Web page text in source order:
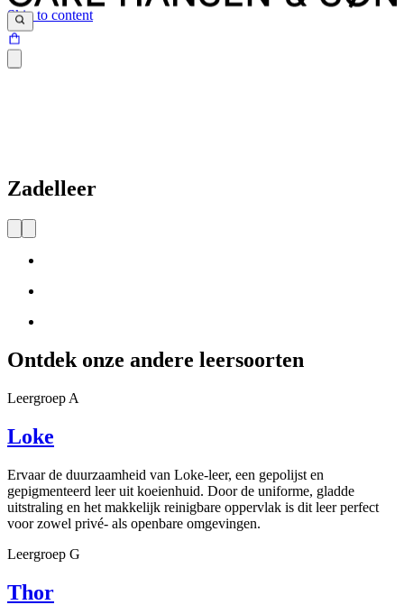
Skip to content
Zadelleer
Ontdek onze andere leersoorten
Leergroep A
Loke
Ervaar de duurzaamheid van Loke-leer, een gepolijst en
gepigmenteerd leer uit koeienhuid. Door de uniforme, gladde
uitstraling en het makkelijk reinigbare oppervlak is dit leer perfect
voor zowel privé- als openbare omgevingen.
Leergroep G
Thor